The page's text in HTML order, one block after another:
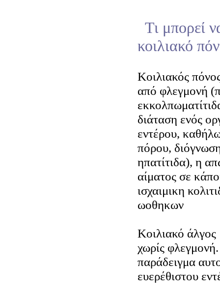
Τι μπορεί
κοιλιακό
Κοιλιακός
από φλεγμονή
διάταση ενός
εντέρου,
πόρου,
ηπατίτιδα), η
αίματος σε
ισχαιμικη
ωοθηκων
Κοιλιακό άλγος
χωρίς
παράδειγμα
ευερέθιστου